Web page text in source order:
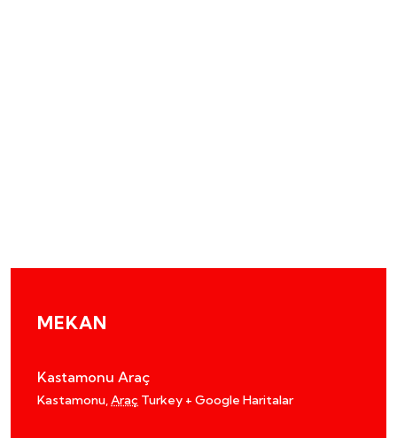
MEKAN
Kastamonu Araç
Kastamonu Araç Turkey + Google Haritalar